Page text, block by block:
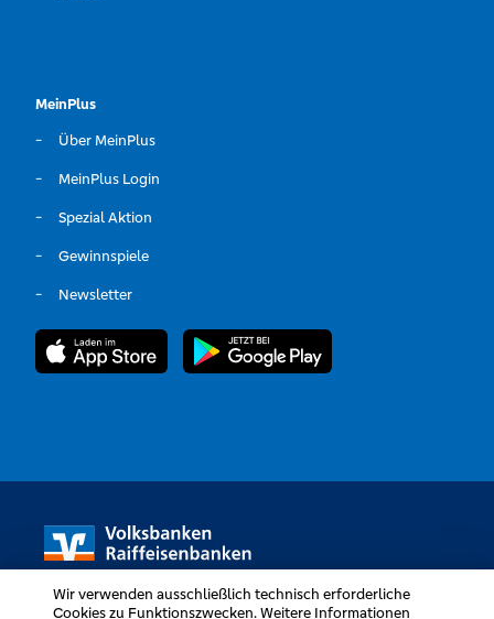
MeinPlus
Über MeinPlus
MeinPlus Login
Spezial Aktion
Gewinnspiele
Newsletter
Wir verwenden ausschließlich technisch erforderliche
Cookies zu Funktionszwecken. Weitere Informationen